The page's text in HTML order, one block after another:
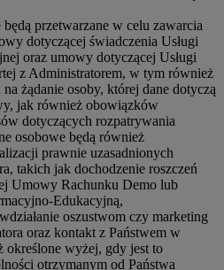
przetwarzane w celu zawarcia
dotyczącej świadczenia Usługi
oraz umowy dotyczącej Usługi
z Administratorem, w tym również
żądanie osoby, której dane dotyczą
jak również obowiązków
dotyczących rozpatrywania
osobowe będą również
prawnie uzasadnionych
takich jak dochodzenie roszczeń
Umowy Rachunku Demo lub
Edukacyjną,
oszustwom czy marketing
oraz kontakt z Państwem w
określone wyżej, gdy jest to
otrzymanym od Państwa